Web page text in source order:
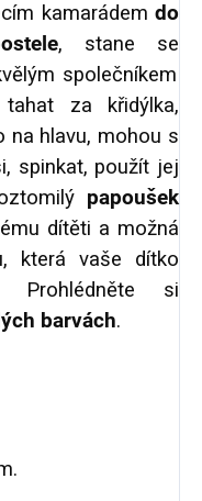
kamarádem do
, stane se
společníkem
za křidýlka,
na hlavu, mohou s
spinkat, použít jej
papoušek
dítěti a možná
která vaše dítko
Prohlédněte si
barvách.